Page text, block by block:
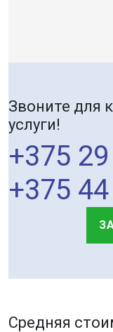
Звоните для
услуги!
+375
+375
Средняя